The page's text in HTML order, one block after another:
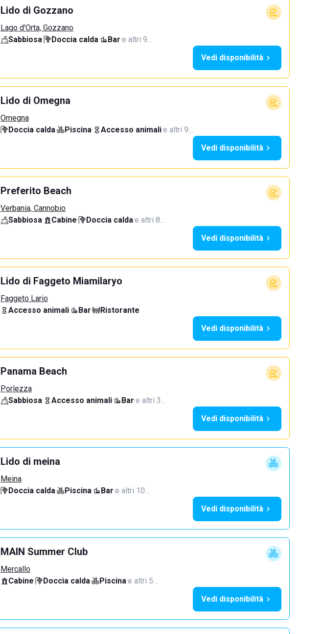
Lido di Gozzano
Lago d'Orta, Gozzano
Sabbiosa· Doccia calda· Bar·e altri 9…
Vedi disponibilità
Lido di Omegna
Omegna
Doccia calda· Piscina· Accesso animali·e altri 9…
Vedi disponibilità
Preferito Beach
Verbania, Cannobio
Sabbiosa· Cabine· Doccia calda·e altri 8…
Vedi disponibilità
Lido di Faggeto Miamilaryo
Faggeto Lario
Accesso animali· Bar·
Ristorante
Vedi disponibilità
Panama Beach
Porlezza
Sabbiosa· Accesso animali· Bar·e altri 3…
Vedi disponibilità
Lido di meina
Meina
Doccia calda· Piscina· Bar·e altri 10…
Vedi disponibilità
MAIN Summer Club
Mercallo
Cabine· Doccia calda· Piscina·e altri 5…
Vedi disponibilità